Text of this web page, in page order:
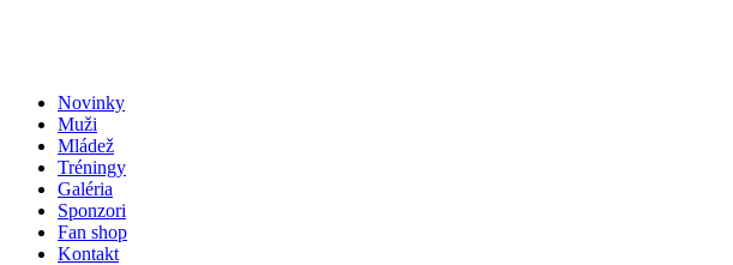
Novinky
Muži
Mládež
Tréningy
Galéria
Sponzori
Fan shop
Kontakt